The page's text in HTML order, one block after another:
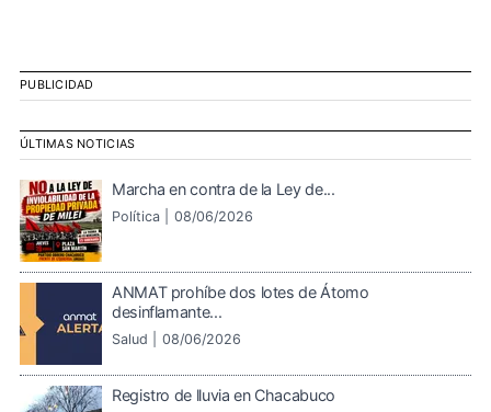
PUBLICIDAD
ÚLTIMAS NOTICIAS
Marcha en contra de la Ley de...
Política | 08/06/2026
ANMAT prohíbe dos lotes de Átomo
desinflamante...
Salud | 08/06/2026
Registro de lluvia en Chacabuco